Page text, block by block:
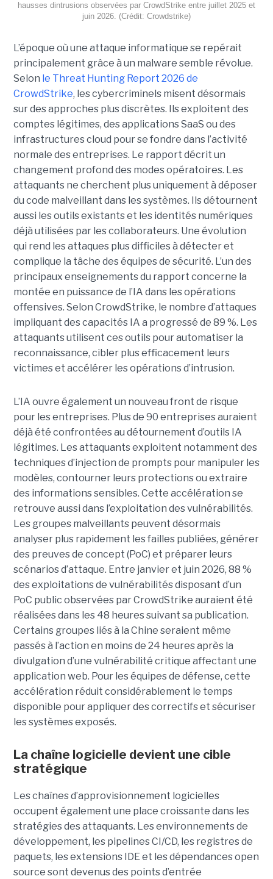
hausses dintrusions observées par CrowdStrike entre juillet 2025 et
juin 2026. (Crédit: Crowdstrike)
L’époque où une attaque informatique se repérait
principalement grâce à un malware semble révolue.
Selon le Threat Hunting Report 2026 de
CrowdStrike, les cybercriminels misent désormais
sur des approches plus discrètes. Ils exploitent des
comptes légitimes, des applications SaaS ou des
infrastructures cloud pour se fondre dans l’activité
normale des entreprises. Le rapport décrit un
changement profond des modes opératoires. Les
attaquants ne cherchent plus uniquement à déposer
du code malveillant dans les systèmes. Ils détournent
aussi les outils existants et les identités numériques
déjà utilisées par les collaborateurs. Une évolution
qui rend les attaques plus difficiles à détecter et
complique la tâche des équipes de sécurité. L’un des
principaux enseignements du rapport concerne la
montée en puissance de l’IA dans les opérations
offensives. Selon CrowdStrike, le nombre d’attaques
impliquant des capacités IA a progressé de 89 %. Les
attaquants utilisent ces outils pour automatiser la
reconnaissance, cibler plus efficacement leurs
victimes et accélérer les opérations d’intrusion.
L’IA ouvre également un nouveau front de risque
pour les entreprises. Plus de 90 entreprises auraient
déjà été confrontées au détournement d’outils IA
légitimes. Les attaquants exploitent notamment des
techniques d’injection de prompts pour manipuler les
modèles, contourner leurs protections ou extraire
des informations sensibles. Cette accélération se
retrouve aussi dans l’exploitation des vulnérabilités.
Les groupes malveillants peuvent désormais
analyser plus rapidement les failles publiées, générer
des preuves de concept (PoC) et préparer leurs
scénarios d’attaque. Entre janvier et juin 2026, 88 %
des exploitations de vulnérabilités disposant d’un
PoC public observées par CrowdStrike auraient été
réalisées dans les 48 heures suivant sa publication.
Certains groupes liés à la Chine seraient même
passés à l’action en moins de 24 heures après la
divulgation d’une vulnérabilité critique affectant une
application web. Pour les équipes de défense, cette
accélération réduit considérablement le temps
disponible pour appliquer des correctifs et sécuriser
les systèmes exposés.
La chaîne logicielle devient une cible
stratégique
Les chaînes d’approvisionnement logicielles
occupent également une place croissante dans les
stratégies des attaquants. Les environnements de
développement, les pipelines CI/CD, les registres de
paquets, les extensions IDE et les dépendances open
source sont devenus des points d’entrée